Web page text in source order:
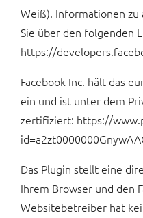
Weiß). Informationen zu
Sie über den folgenden
https://
Facebook Inc. hält das
ein und ist unter dem
zertifiziert: https://
Das Plugin stellt eine
Ihrem Browser und den
Websitebetreiber hat